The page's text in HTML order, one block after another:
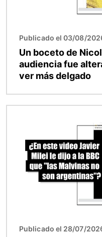
Publicado el 03/08/
Un boceto de
audiencia fue
ver más delgado
Publicado el 28/07/